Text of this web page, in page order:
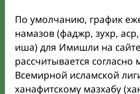
По умолчанию, график
намазов (фаджр, зухр,
иша) для Имишли на сайте
рассчитывается согласно
Всемирной исламской
ханафитскому мазхабу